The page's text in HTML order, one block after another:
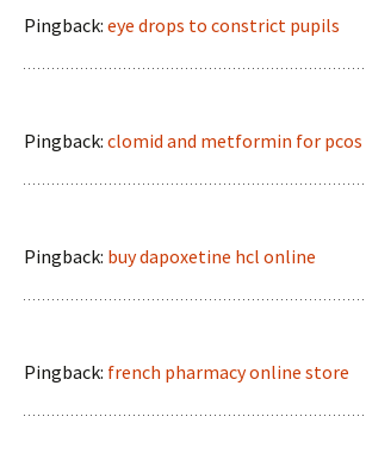
Pingback: eye drops to constrict pupils
Pingback: clomid and metformin for pcos
Pingback: buy dapoxetine hcl online
Pingback: french pharmacy online store